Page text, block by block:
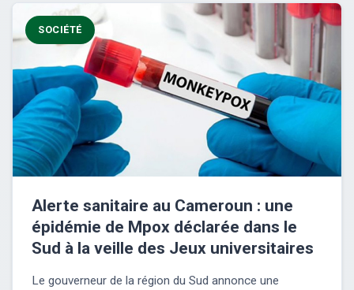
SOCIÉTÉ
Alerte sanitaire au Cameroun : une
épidémie de Mpox déclarée dans le
Sud à la veille des Jeux universitaires
Le gouverneur de la région du Sud annonce une